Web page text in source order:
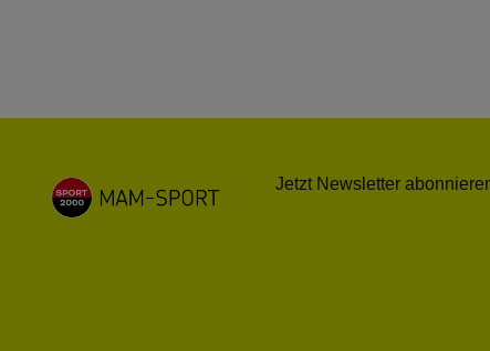
Jetzt Newsletter